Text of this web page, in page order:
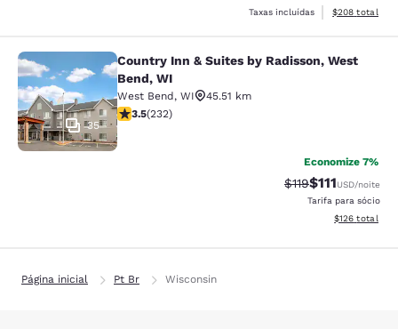
Taxas incluídas
Exibir
$208 total
Country Inn & Suites by Radisson,
35
Country Inn & Suites by Radisson, West
Bend, WI
West Bend, WI
45.51 km
classificação 3.52 estrelas. Bom. 232 avaliações
3.5(232)
Economize 7%
Tarifa anterior
$119Tarifa com
$111USD/noite
Tarifa para sócio
Exibir
$126 total
Página inicial Pt Br Wisconsin